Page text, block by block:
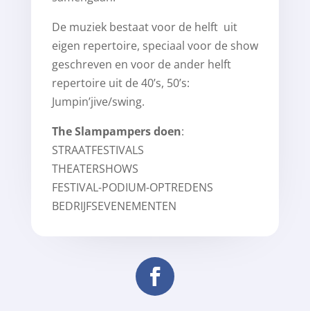
De muziek bestaat voor de helft uit
eigen repertoire, speciaal voor de show
geschreven en voor de ander helft
repertoire uit de 40’s, 50’s:
Jumpin’jive/swing.
The Slampampers doen:
STRAATFESTIVALS
THEATERSHOWS
FESTIVAL-PODIUM-OPTREDENS
BEDRIJFSEVENEMENTEN